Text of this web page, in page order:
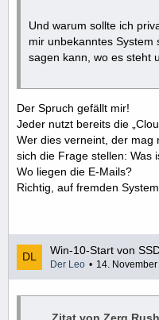
Und warum sollte ich
mir unbekanntes System
sagen kann, wo es steht
Der Spruch gefällt mir!
Jeder nutzt bereits die
Wer dies verneint, der mag
sich die Frage stellen: Was
Wo liegen die E-Mails?
Richtig, auf fremden
Win-10-Start von
Der Leo 14.